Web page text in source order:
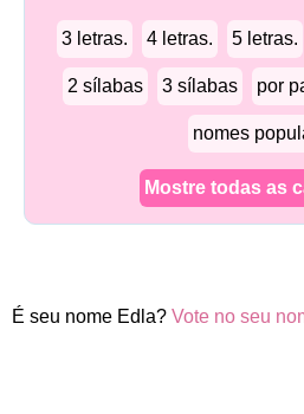
3 letras. 4 letras. 5 letras.
2 sílabas 3 sílabas por
nomes
Mostre todas as
É seu nome Edla? Vote no seu